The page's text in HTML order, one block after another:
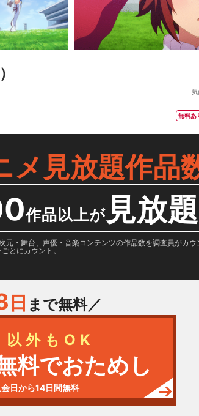
気
無料あ
メ見放題作品
作品以上が 見放題
・舞台、声優・音楽コンテンツの作品数を調査員がカウ
とにカウント。
日 まで無料／
以外もOK
料でおためし
日から14日間無料